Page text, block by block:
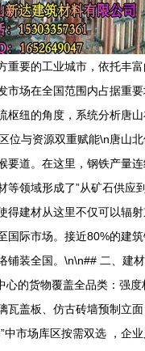
重要的工业城市，依托丰
市场在全国范围内占据重
枢纽的角度，系统分析唐
位与资源双重赋能\n唐山
要道。在这里，钢铁产量连
等领域形成了”从矿石供应
得建材从这里不仅可以辐
国际市场。接近80%的建
铺装全国。\n\n## 二、建
心的货物覆盖全品类：强
瓦盖板、仿古砖墙预制立
中市场库区按需双选 ，企